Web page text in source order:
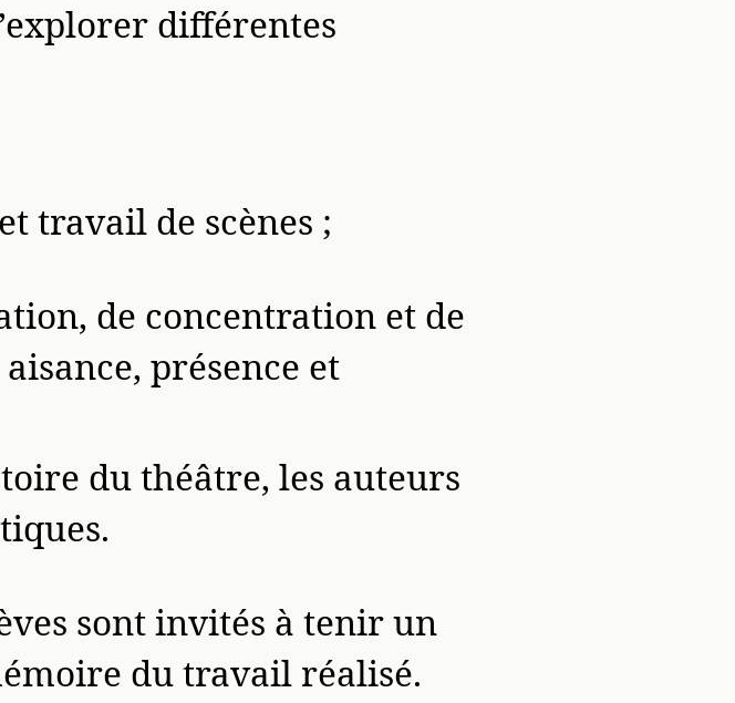
différentes
travail de scènes ;
de concentration et de
présence et
du théâtre, les auteurs
sont invités à tenir un
du travail réalisé.